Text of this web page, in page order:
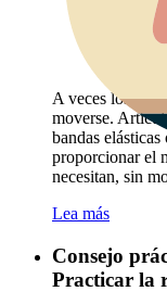
A veces los
moverse.
bandas
proporcionar el
necesitan, sin
Lea más
Consejo
Practicar la